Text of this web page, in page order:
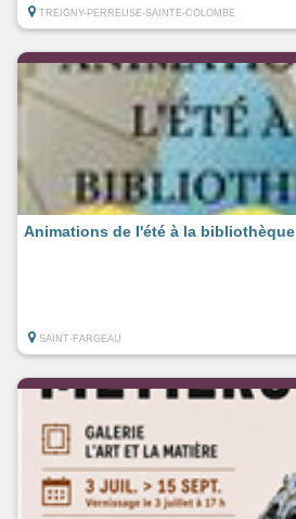
TREIGNY-PERREUSE-SAINTE-COLOMBE
Animations de l'été à la bibliothèque
SAINT-FARGEAU